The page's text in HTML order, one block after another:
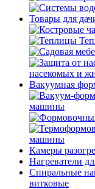
Товары для
насекомых и
Вакуумная
машины
машины
Камеры
Нагреватели
Спиральные
витковые